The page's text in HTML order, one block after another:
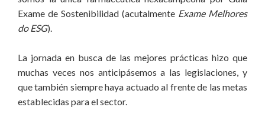
Exame de Sostenibilidad (acutalmente Exame Melhores
do ESG).
La jornada en busca de las mejores prácticas hizo que
muchas veces nos anticipásemos a las legislaciones, y
que también siempre haya actuado al frente de las metas
establecidas para el sector.